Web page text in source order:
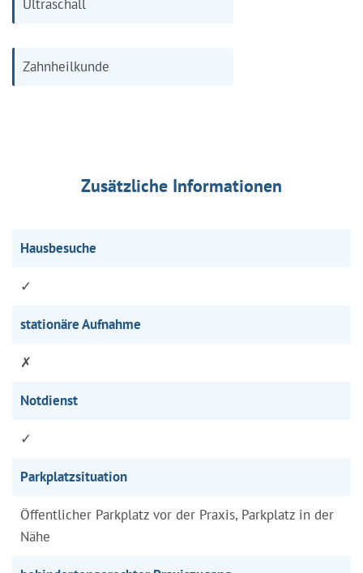
Ultraschall
Zahnheilkunde
Zusätzliche Informationen
Hausbesuche
✓
stationäre Aufnahme
✗
Notdienst
✓
Parkplatzsituation
Öffentlicher Parkplatz vor der Praxis, Parkplatz in der
Nähe